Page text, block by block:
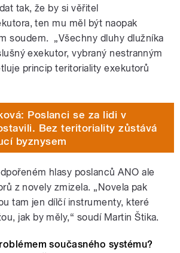
tak, že by si věřitel
ten mu měl být naopak
soudem. „Všechny dluhy dlužníka
exekutor, vybraný nestranným
princip teritoriality exekutorů
Poslanci se za lidi v
Bez teritoriality zůstává
byznysem
hlasy poslanců ANO ale
z novely zmizela. „Novela pak
tam jen dílčí instrumenty, které
jak by měly,“ soudí Martin Štika.
současného systému?